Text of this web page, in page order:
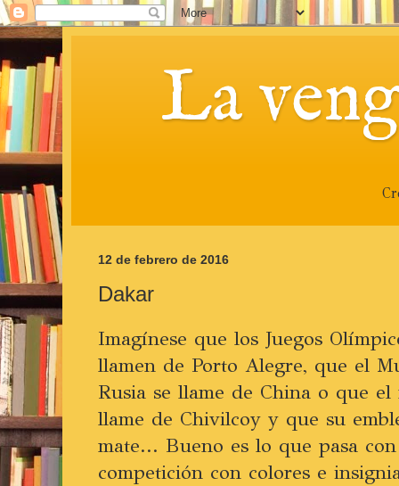
La
12 de febrero de 2016
Dakar
Imagínese que los Juegos
llamen de Porto Alegre, que el
Rusia se llame de China o que
llame de Chivilcoy y que su
mate... Bueno es lo que pasa
competición con colores e